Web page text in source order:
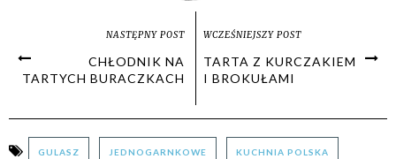
NASTĘPNY POST
CHŁODNIK NA
TARTYCH BURACZKACH
WCZEŚNIEJSZY POST
TARTA Z KURCZAKIEM
I BROKUŁAMI
GULASZ JEDNOGARNKOWE KUCHNIA POLSKA